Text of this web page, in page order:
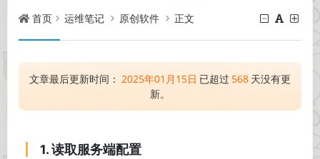
首页 运维笔记 原创软件 正文
文章最后更新时间： 2025年01月15日 已超过 568 天没有更
新。
1. 读取服务端配置